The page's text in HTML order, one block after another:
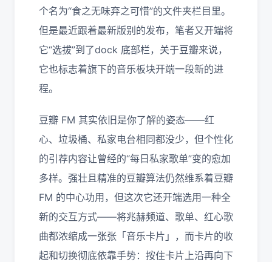
个名为“食之无味弃之可惜”的文件夹栏目里。
但是最近跟着最新版别的发布，笔者又开端将
它“选拔”到了dock 底部栏，关于豆瓣来说，
它也标志着旗下的音乐板块开端一段新的进
程。
豆瓣 FM 其实依旧是你了解的姿态——红
心、垃圾桶、私家电台相同都没少，但个性化
的引荐内容让曾经的“每日私家歌单”变的愈加
多样。强壮且精准的豆瓣算法仍然维系着豆瓣
FM 的中心功用，但这次它还开端选用一种全
新的交互方式——将兆赫频道、歌单、红心歌
曲都浓缩成一张张「音乐卡片」，而卡片的收
起和切换彻底依靠手势：按住卡片上沿再向下